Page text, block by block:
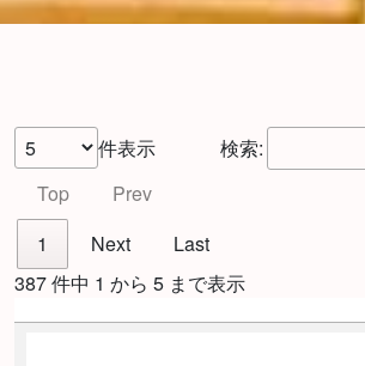
件表示
検索:
Top
Prev
1
Next
Last
387 件中 1 から 5 まで表示